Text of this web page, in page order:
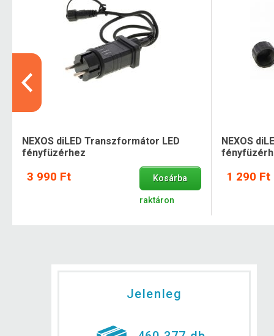
NEXOS diLED Transzformátor LED
fényfüzérhez
3 990 Ft Kosárba
raktáron
NEXOS
1 290 Ft
Jelenleg